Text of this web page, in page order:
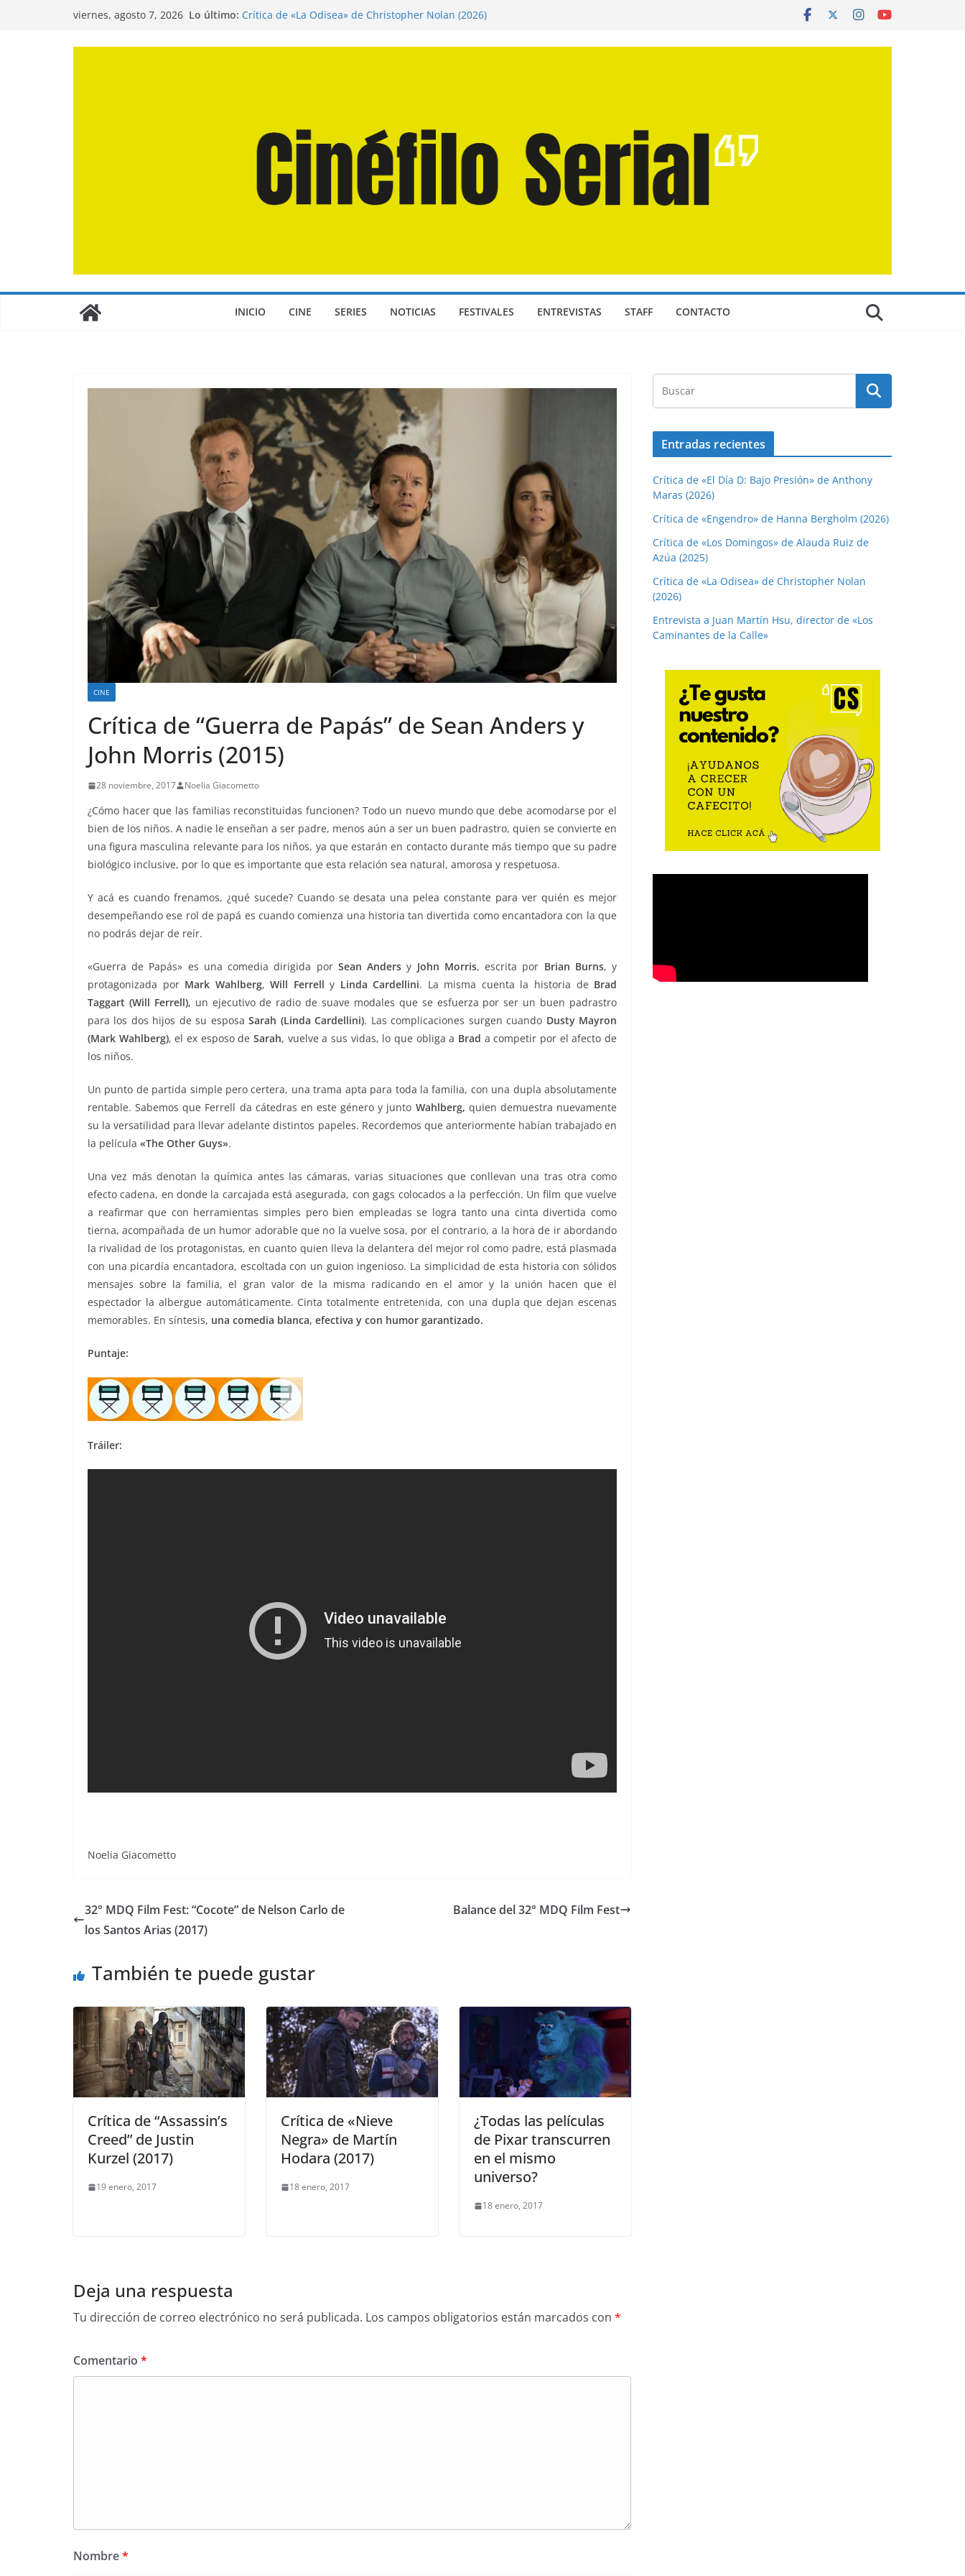
viernes, agosto 7, 2026 Lo último: Crítica de «La Odisea» de Christopher Nolan (2026)
INICIO CINE SERIES NOTICIAS FESTIVALES ENTREVISTAS STAFF CONTACTO
CINE
Crítica de “Guerra de Papás” de Sean Anders y
John Morris (2015)
28 noviembre, 2017 Noelia Giacometto
¿Cómo hacer que las familias reconstituidas funcionen? Todo un nuevo mundo que debe acomodarse por el
bien de los niños. A nadie le enseñan a ser padre, menos aún a ser un buen padrastro, quien se convierte en
una figura masculina relevante para los niños, ya que estarán en contacto durante más tiempo que su padre
biológico inclusive, por lo que es importante que esta relación sea natural, amorosa y respetuosa.
Y acá es cuando frenamos, ¿qué sucede? Cuando se desata una pelea constante para ver quién es mejor
desempeñando ese rol de papá es cuando comienza una historia tan divertida como encantadora con la que
no podrás dejar de reír.
«Guerra de Papás» es una comedia dirigida por Sean Anders y John Morris, escrita por Brian Burns, y
protagonizada por Mark Wahlberg,Will Ferrell y Linda Cardellini. La misma cuenta la historia de Brad
Taggart (Will Ferrell), un ejecutivo de radio de suave modales que se esfuerza por ser un buen padrastro
para los dos hijos de su esposaSarah (Linda Cardellini). Las complicaciones surgen cuando Dusty Mayron
(Mark Wahlberg), el ex esposo deSarah, vuelve a sus vidas, lo que obliga a Brad a competir por el afecto de
los niños.
Un punto de partida simple pero certera, una trama apta para toda la familia, con una dupla absolutamente
rentable. Sabemos que Ferrell da cátedras en este género y junto Wahlberg, quien demuestra nuevamente
su la versatilidad para llevar adelante distintos papeles. Recordemos que anteriormente habían trabajado en
la película «The Other Guys».
Una vez más denotan la química antes las cámaras, varias situaciones que conllevan una tras otra como
efecto cadena, en donde la carcajada está asegurada, con gags colocados a la perfección. Un film que vuelve
a reafirmar que con herramientas simples pero bien empleadas se logra tanto una cinta divertida como
tierna, acompañada de un humor adorable que no la vuelve sosa, por el contrario, a la hora de ir abordando
la rivalidad de los protagonistas, en cuanto quien lleva la delantera del mejor rol como padre, está plasmada
con una picardía encantadora, escoltada con un guion ingenioso. La simplicidad de esta historia con sólidos
mensajes sobre la familia, el gran valor de la misma radicando en el amor y la unión hacen que el
espectador la albergue automáticamente. Cinta totalmente entretenida, con una dupla que dejan escenas
memorables. En síntesis, una comedia blanca, efectiva y con humor garantizado.
Puntaje:
Tráiler:
Noelia Giacometto
32° MDQ Film Fest: “Cocote” de Nelson Carlo de
los Santos Arias (2017)
Balance del 32° MDQ Film Fest
También te puede gustar
Crítica de “Assassin’s
Creed” de Justin
Kurzel (2017)
19 enero, 2017
Crítica de «Nieve
Negra» de Martín
Hodara (2017)
18 enero, 2017
¿Todas las películas
de Pixar transcurren
en el mismo
universo?
18 enero, 2017
Deja una respuesta
Tu dirección de correo electrónico no será publicada. Los campos obligatorios están marcados con *
Comentario *
Nombre*
Entradas recientes
Crítica de «El Día D: Bajo Presión» de Anthony
Maras (2026)
Crítica de «Engendro» de Hanna Bergholm (2026)
Crítica de «Los Domingos» de Alauda Ruiz de
Azúa (2025)
Crítica de «La Odisea» de Christopher Nolan
(2026)
Entrevista a Juan Martín Hsu, director de «Los
Caminantes de la Calle»